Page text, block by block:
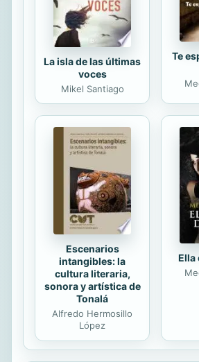
imprescindible para
La isla de las últimas
voces
Mikel Santiago
Te
Escenarios
intangibles: la
cultura literaria,
sonora y artística de
Tonalá
Alfredo Hermosillo
López
Ella